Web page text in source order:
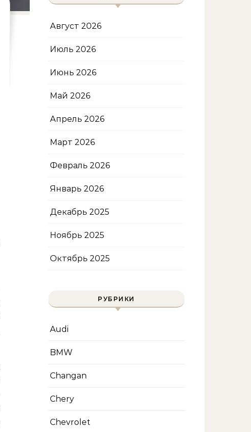
Август 2026
Июль 2026
Июнь 2026
Май 2026
Апрель 2026
Март 2026
Февраль 2026
Январь 2026
Декабрь 2025
Ноябрь 2025
Октябрь 2025
РУБРИКИ
Audi
BMW
Changan
Chery
Chevrolet